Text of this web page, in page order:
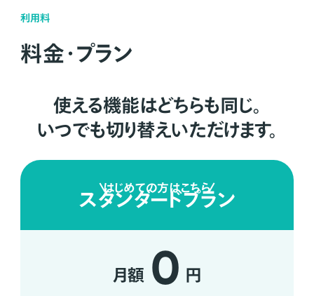
利用料
料金・プラン
使える機能はどちらも同じ。
いつでも切り替えいただけます。
はじめての方はこちら
スタンダードプラン
月額 0 円